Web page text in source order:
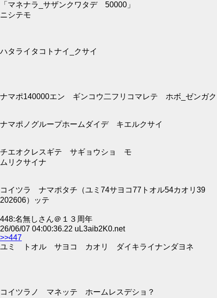
「マネナラ_サザンクワタデ 50000」
ニシテモ
ハタライタコトナイ_クサイ
ナマポ140000エン ギンコウ二フリコマレテ ホボ_ゼンガク
ナマポノグループホームダイデ キエルクサイ
チエオクレスギテ サギョウショ モ
ムリクサイナ
コイツラ ナマポタチ（ユミ74サヨコ77トオル54カオリ39
202606）ッテ
448:名無しさん＠１３周年
26/06/07 04:00:36.22 uL3aib2K0.net
>>447
ユミ トオル サヨコ カオリ ダイキライナンダヨネ
コイツラノ マネッテ ホームレスデショ？